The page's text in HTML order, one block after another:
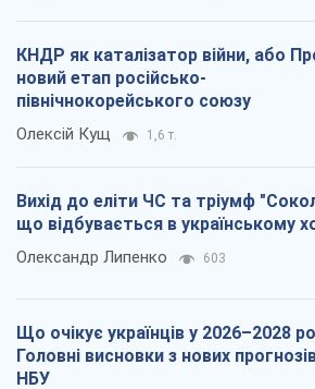
КНДР як каталізатор війни, або
новий етап російсько-
північнокорейського союзу
Олексій Кущ 1,6 т.
Вихід до еліти ЧС та тріумф
що відбувається в українському
Олександр Липенко 603
Що очікує українців у 2026–2028
Головні висновки з нових
НБУ